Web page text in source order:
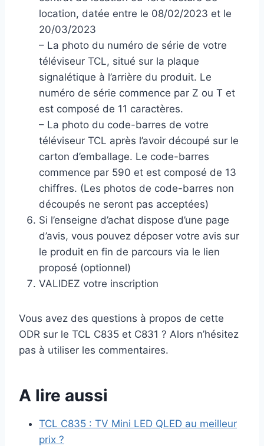
location, datée entre le 08/02/2023 et le
20/03/2023
– La photo du numéro de série de votre
téléviseur TCL, situé sur la plaque
signalétique à l’arrière du produit. Le
numéro de série commence par Z ou T et
est composé de 11 caractères.
– La photo du code-barres de votre
téléviseur TCL après l’avoir découpé sur le
carton d’emballage. Le code-barres
commence par 590 et est composé de 13
chiffres. (Les photos de code-barres non
découpés ne seront pas acceptées)
Si l’enseigne d’achat dispose d’une page
d’avis, vous pouvez déposer votre avis sur
le produit en fin de parcours via le lien
proposé (optionnel)
VALIDEZ votre inscription
Vous avez des questions à propos de cette
ODR sur le TCL C835 et C831 ? Alors n’hésitez
pas à utiliser les commentaires.
A lire aussi
TCL C835 : TV Mini LED QLED au meilleur
prix ?